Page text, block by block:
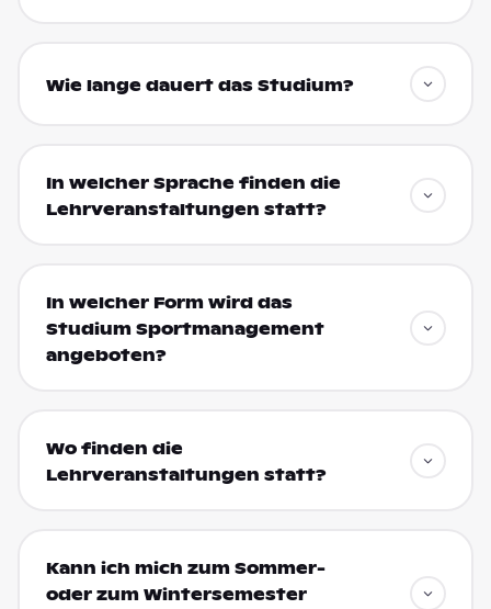
Wie lange dauert das Studium?
In welcher Sprache finden die
Lehrveranstaltungen statt?
In welcher Form wird das
Studium Sportmanagement
angeboten?
Wo finden die
Lehrveranstaltungen statt?
Kann ich mich zum Sommer-
oder zum Wintersemester